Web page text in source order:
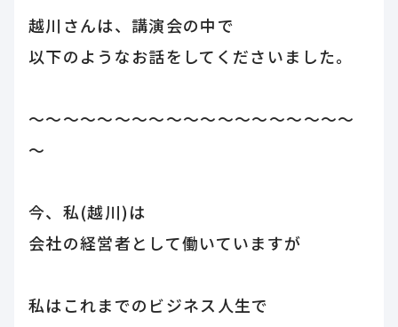
越川さんは、講演会の中で
以下のようなお話をしてくださいました。
～～～～～～～～～～～～～～～～～～～
～
今、私(越川)は
会社の経営者として働いていますが
私はこれまでのビジネス人生で